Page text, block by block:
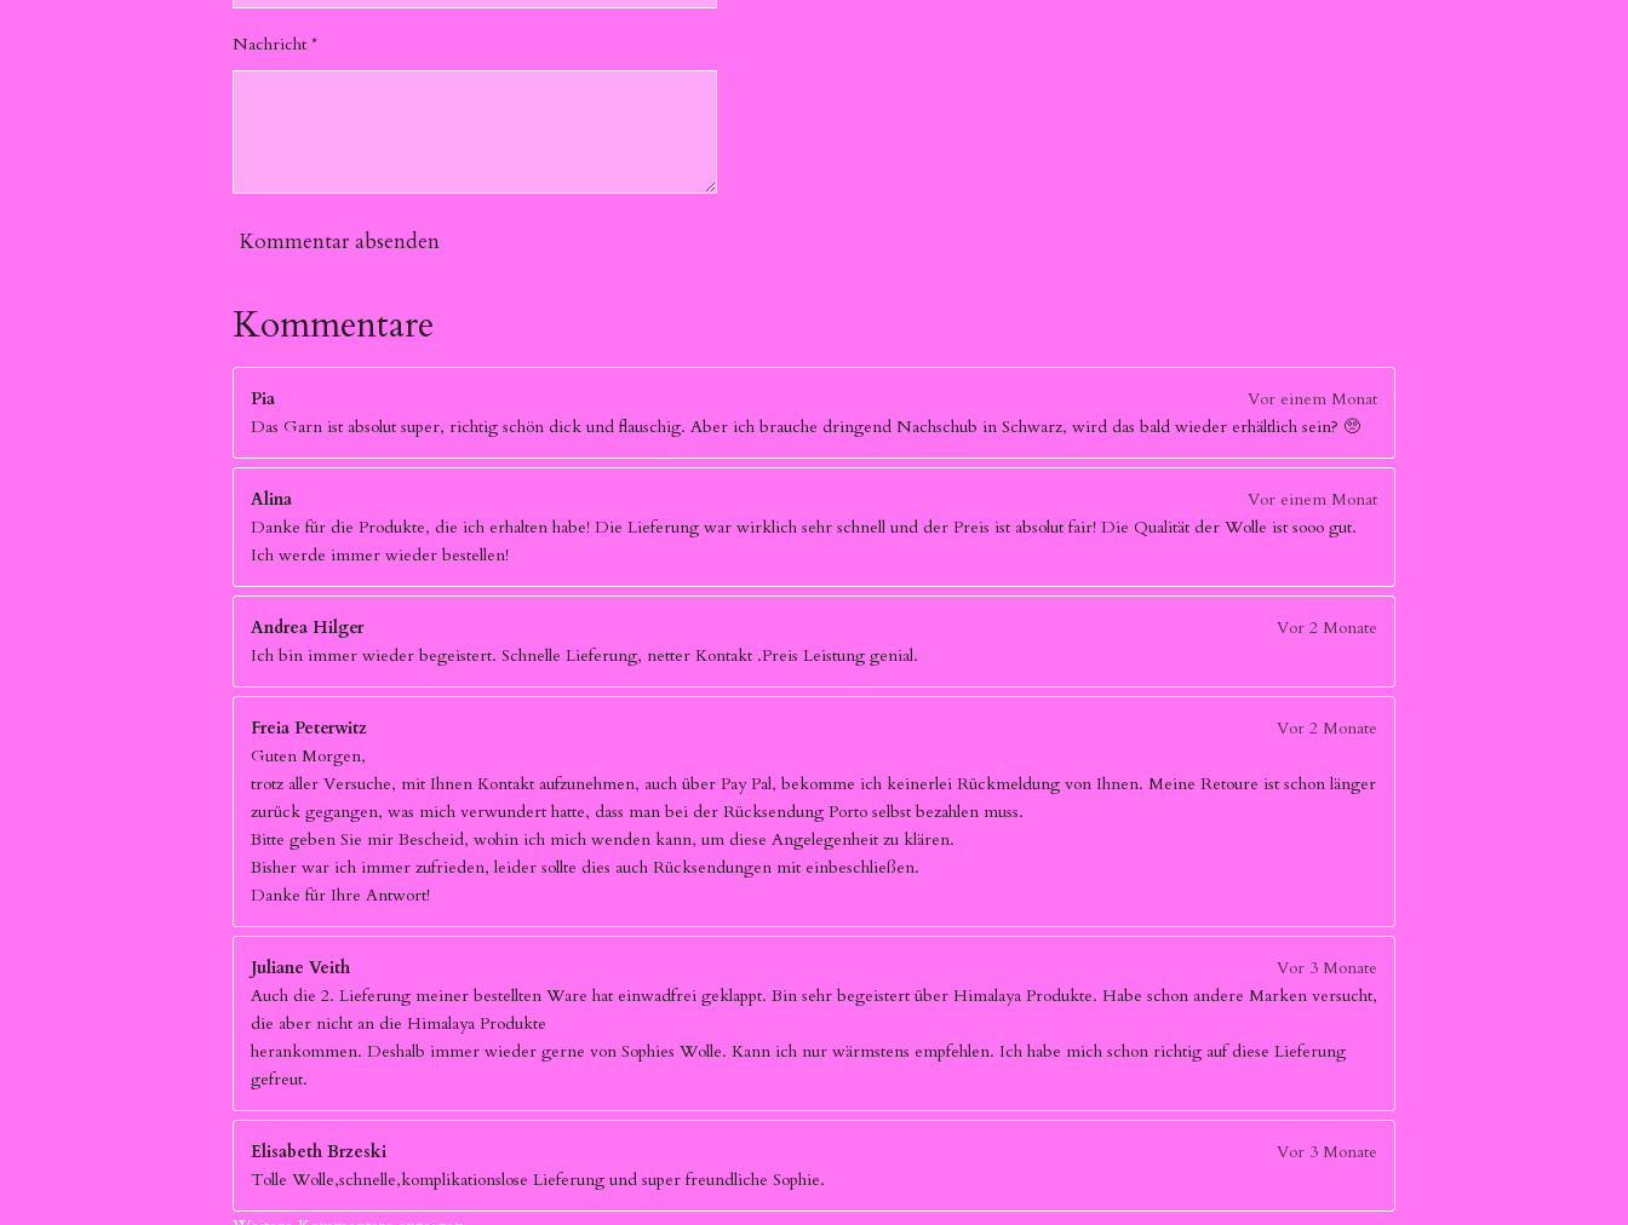
Nachricht *
Kommentar absenden
Kommentare
Pia
Vor einem Monat
Das Garn ist absolut super, richtig schön dick und flauschig. Aber ich brauche dringend Nachschub in Schwarz, wird das bald wieder erhältlich sein? 🥺
Alina
Vor einem Monat
Danke für die Produkte, die ich erhalten habe! Die Lieferung war wirklich sehr schnell und der Preis ist absolut fair! Die Qualität der Wolle ist sooo gut.
Ich werde immer wieder bestellen!
Andrea Hilger
Vor 2 Monate
Ich bin immer wieder begeistert. Schnelle Lieferung, netter Kontakt .Preis Leistung genial.
Freia Peterwitz
Vor 2 Monate
Guten Morgen,
trotz aller Versuche, mit Ihnen Kontakt aufzunehmen, auch über Pay Pal, bekomme ich keinerlei Rückmeldung von Ihnen. Meine Retoure ist schon länger
zurück gegangen, was mich verwundert hatte, dass man bei der Rücksendung Porto selbst bezahlen muss.
Bitte geben Sie mir Bescheid, wohin ich mich wenden kann, um diese Angelegenheit zu klären.
Bisher war ich immer zufrieden, leider sollte dies auch Rücksendungen mit einbeschließen.
Danke für Ihre Antwort!
Juliane Veith
Vor 3 Monate
Auch die 2. Lieferung meiner bestellten Ware hat einwadfrei geklappt. Bin sehr begeistert über Himalaya Produkte. Habe schon andere Marken versucht,
die aber nicht an die Himalaya Produkte
herankommen. Deshalb immer wieder gerne von Sophies Wolle. Kann ich nur wärmstens empfehlen. Ich habe mich schon richtig auf diese Lieferung
gefreut.
Elisabeth Brzeski
Vor 3 Monate
Tolle Wolle,schnelle,komplikationslose Lieferung und super freundliche Sophie.